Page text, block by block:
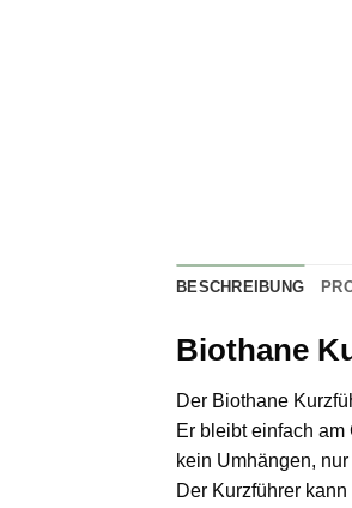
BESCHREIBUNG
Biothane
Der Biothane
Er bleibt einfach
kein Umhängen,
Der Kurzführer